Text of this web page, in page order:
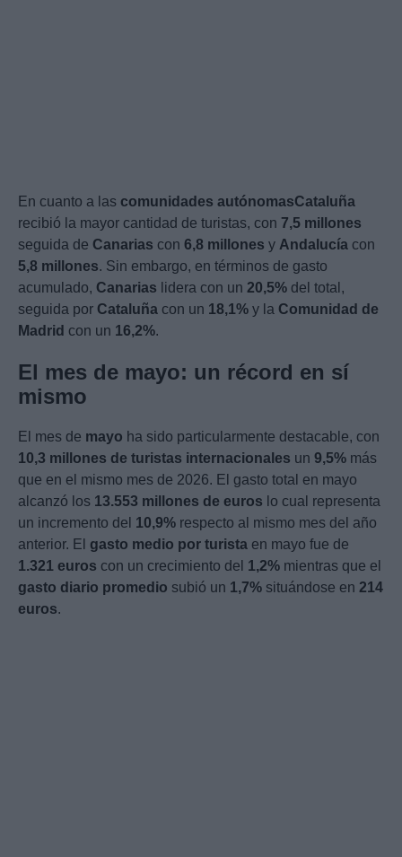
En cuanto a las comunidades autónomasCataluña
recibió la mayor cantidad de turistas, con 7,5 millones
seguida de Canarias con 6,8 millones y Andalucía con
5,8 millones. Sin embargo, en términos de gasto
acumulado, Canarias lidera con un 20,5% del total,
seguida por Cataluña con un 18,1% y la Comunidad de
Madrid con un 16,2%.
El mes de mayo: un récord en sí
mismo
El mes de mayo ha sido particularmente destacable, con
10,3 millones de turistas internacionales un 9,5% más
que en el mismo mes de 2026. El gasto total en mayo
alcanzó los 13.553 millones de euros lo cual representa
un incremento del 10,9% respecto al mismo mes del año
anterior. El gasto medio por turista en mayo fue de
1.321 euros con un crecimiento del 1,2% mientras que el
gasto diario promedio subió un 1,7% situándose en 214
euros.